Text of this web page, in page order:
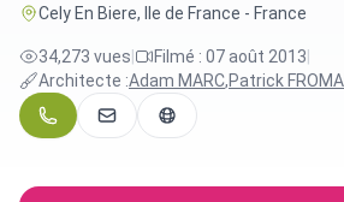
Cely En Biere, Ile de France - France
34,273 vues Filmé : 07 août 2013
Architecte :Adam MARC,Patrick